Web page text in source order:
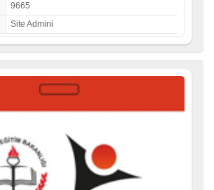
9665
Site Admini